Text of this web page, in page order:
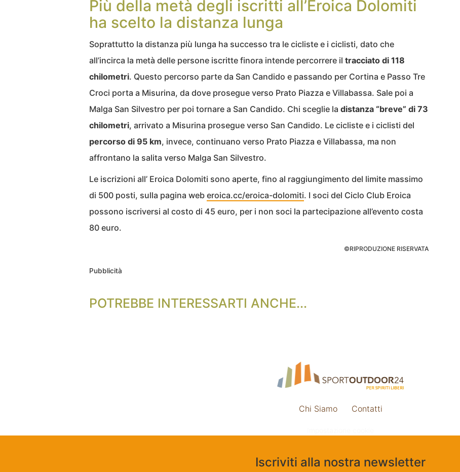
Più della metà degli iscritti all’Eroica Dolomiti
ha scelto la distanza lunga
Soprattutto la distanza più lunga ha successo tra le cicliste e i ciclisti, dato che
all’incirca la metà delle persone iscritte finora intende percorrere il tracciato di 118
chilometri. Questo percorso parte da San Candido e passando per Cortina e Passo Tre
Croci porta a Misurina, da dove prosegue verso Prato Piazza e Villabassa. Sale poi a
Malga San Silvestro per poi tornare a San Candido. Chi sceglie la distanza “breve” di 73
chilometri, arrivato a Misurina prosegue verso San Candido. Le cicliste e i ciclisti del
percorso di 95 km, invece, continuano verso Prato Piazza e Villabassa, ma non
affrontano la salita verso Malga San Silvestro.
Le iscrizioni all’ Eroica Dolomiti sono aperte, fino al raggiungimento del limite massimo
di 500 posti, sulla pagina web eroica.cc/eroica-dolomiti. I soci del Ciclo Club Eroica
possono iscriversi al costo di 45 euro, per i non soci la partecipazione all’evento costa
80 euro.
©RIPRODUZIONE RISERVATA
Pubblicità
POTREBBE INTERESSARTI ANCHE...
Chi Siamo Contatti
Iscriviti alla nostra newsletter